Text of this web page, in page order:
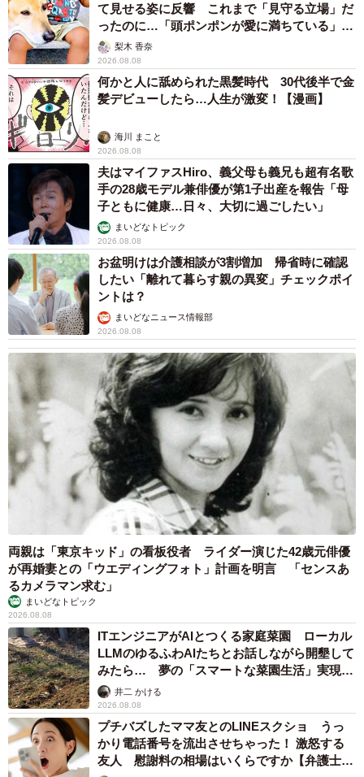
て見せる姿に反響 これまで「見守る立場」だ
ったのに…「頭ポンポンが愛に満ちている」
「尊…」
梨木 香奈
2026.08.08
何かと人に舐められた黒髪時代 30代後半で金
髪デビューしたら…人生が激変！【漫画】
海川 まこと
2026.08.08
夫はマイファスHiro、義父母も義兄も超有名歌
手の28歳モデル兼俳優が第1子出産を報告「母
子ともに健康…日々、大切に過ごしたい」
まいどなトピック
2026.08.08
お盆明けは介護相談が3割増加 帰省時に確認
したい「離れて暮らす親の異変」チェックポイ
ントは？
まいどなニュース情報部
2026.08.08
両親は「東京キッド」の看板役者 ライダー演じた42歳元俳優
が再婚妻との「ウエディングフォト」計画を明言 「センスあ
るカメラマン求む」
まいどなトピック
2026.08.08
ITエンジニアがAIとつくる家庭菜園 ローカル
LLMのゆるふわAIたちとお話しながら開墾して
みたら… 夢の「スマートな菜園生活」実現な
るか井二 かける
2026.08.08
プチバズしたママ友とのLINEスクショ うっ
かり電話番号を流出させちゃった！ 激怒する
友人 慰謝料の相場はいくらですか【弁護士が